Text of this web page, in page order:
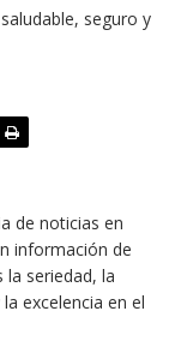
seguro y
de noticias en
información de
la seriedad, la
excelencia en el